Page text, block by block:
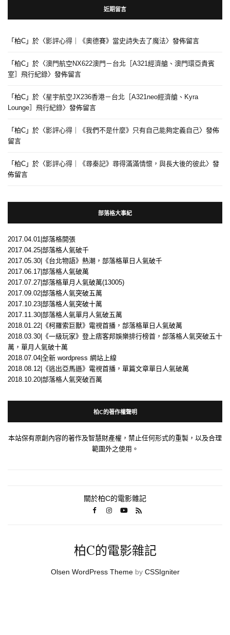
近期留言
「 柏C 」於〈影評心得｜《奧德賽》當史詩失去了魔法〉發佈留言
「 柏C 」於〈澳門航空NX622澳門－台北［A321經濟艙、澳門環亞貴賓
室］飛行紀錄〉發佈留言
「 柏C 」於〈星宇航空JX236香港－台北［A321neo經濟艙、Kyra
Lounge］飛行紀錄〉發佈留言
「 柏C 」於〈影評心得｜《我們不是什麼》只有自己能夠定義自己〉發佈
留言
「 柏C 」於〈影評心得｜《尋秦記》尋得滿滿情懷，與長大後的彼此〉發
佈留言
部落格大事紀
2017.04.01|部落格開張
2017.04.25|部落格人氣破千
2017.05.30|《台北物語》熱潮，部落格單日人氣破千
2017.06.17|部落格人氣破萬
2017.07.27|部落格單月人氣破萬(13005)
2017.09.02|部落格人氣突破五萬
2017.10.23|部落格人氣突破十萬
2017.11.30|部落格人氣單月人氣破五萬
2018.01.22|《柯羅索巨獸》電視首播，部落格單日人氣破萬
2018.03.30|《一級玩家》登上痞客邦娛樂排行榜首，部落格人氣突破五十
萬，單月人氣破十萬
2018.07.04|全新 wordpress 網站上線
2018.08.12|《逃出亞馬遜》電視首播，單篇文章單日人氣破萬
2018.10.20|部落格人氣突破百萬
柏C的著作權聲明
本站保有原創內容的著作及智慧財產權，禁止任何形式的重製，以及合理
範圍外之使用。
關於柏C的電影雜記
柏C的電影雜記
Olsen WordPress Themeby CSSIgniter